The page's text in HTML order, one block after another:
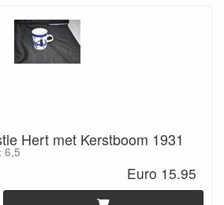
Hert met Kerstboom 1931
6,5
Euro 15.95